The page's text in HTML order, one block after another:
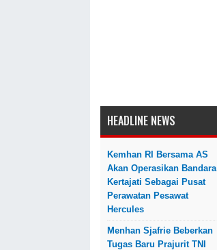
HEADLINE NEWS
Kemhan RI Bersama AS
Akan Operasikan Bandara
Kertajati Sebagai Pusat
Perawatan Pesawat
Hercules
Menhan Sjafrie Beberkan
Tugas Baru Prajurit TNI